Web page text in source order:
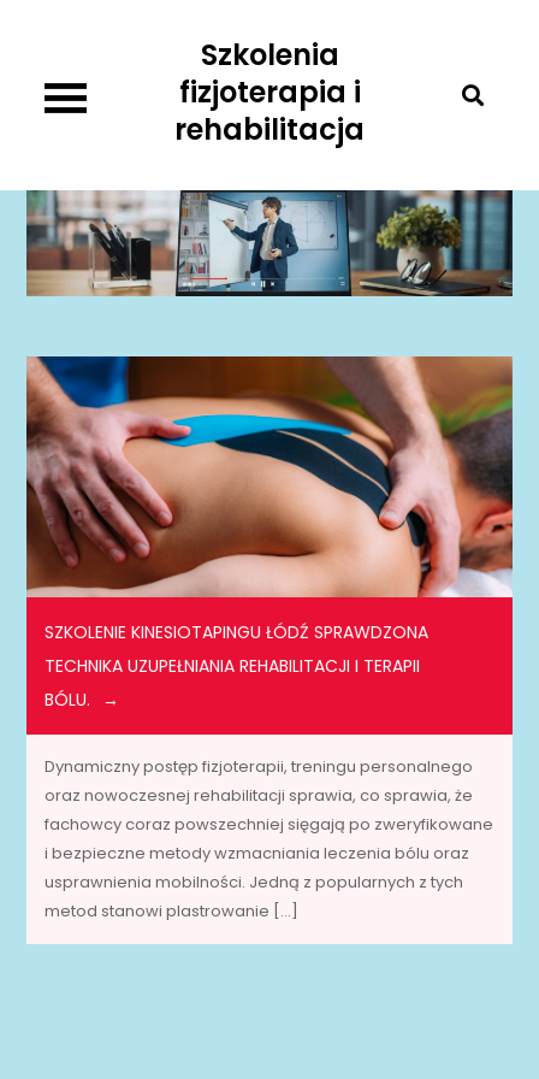
content
Szkolenia
fizjoterapia i
rehabilitacja
SZKOLENIE KINESIOTAPINGU ŁÓDŹ SPRAWDZONA
TECHNIKA UZUPEŁNIANIA REHABILITACJI I TERAPII
BÓLU.
Dynamiczny postęp fizjoterapii, treningu personalnego
oraz nowoczesnej rehabilitacji sprawia, co sprawia, że
fachowcy coraz powszechniej sięgają po zweryfikowane
i bezpieczne metody wzmacniania leczenia bólu oraz
usprawnienia mobilności. Jedną z popularnych z tych
metod stanowi plastrowanie […]